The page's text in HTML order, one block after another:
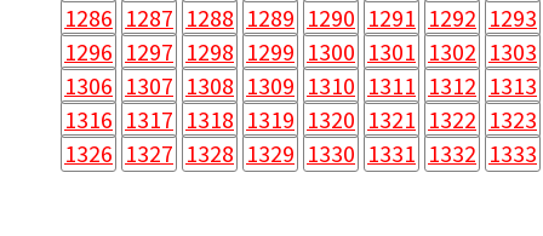
1286 1287 1288 1289 1290 1291 1292 1293
1296 1297 1298 1299 1300 1301 1302 1303
1306 1307 1308 1309 1310 1311 1312 1313
1316 1317 1318 1319 1320 1321 1322 1323
1326 1327 1328 1329 1330 1331 1332 1333